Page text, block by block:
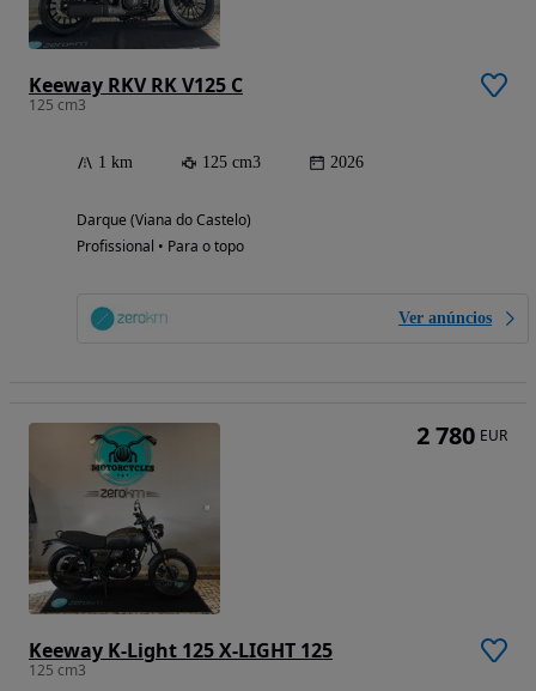
Keeway RKV RK V125 C
125 cm3
1 km 125 cm3 2026
Darque (Viana do Castelo)
Profissional • Para o topo
Ver anúncios
Keeway K-Light 125 X-LIGHT 125
125 cm3
2 780 EUR